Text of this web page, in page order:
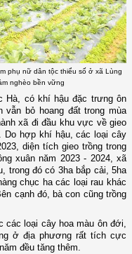
phụ nữ dân tộc thiểu số ở xã Lùng
nghèo bền vững
Hà, có khí hậu đặc trưng ôn
bỏ hoang đất trong mùa
xã đi đầu khu vực về gieo
Do hợp khí hậu, các loại cây
diện tích gieo trồng trong
xuân năm 2023 - 2024, xã
trong đó có 3ha bắp cải, 5ha
chục ha các loại rau khác
cạnh đó, bà con cũng trồng
các loại cây hoa màu ôn đới,
ở địa phương rất tích cực
đều tăng thêm.